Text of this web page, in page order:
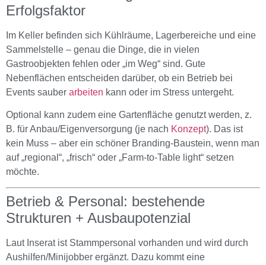
Erfolgsfaktor
Im Keller befinden sich Kühlräume, Lagerbereiche und eine
Sammelstelle – genau die Dinge, die in vielen
Gastroobjekten fehlen oder „im Weg“ sind. Gute
Nebenflächen entscheiden darüber, ob ein Betrieb bei
Events sauber arbeiten kann oder im Stress untergeht.
Optional kann zudem eine Gartenfläche genutzt werden, z.
B. für Anbau/Eigenversorgung (je nach Konzept). Das ist
kein Muss – aber ein schöner Branding-Baustein, wenn man
auf „regional“, „frisch“ oder „Farm-to-Table light“ setzen
möchte.
Betrieb & Personal: bestehende
Strukturen + Ausbaupotenzial
Laut Inserat ist Stammpersonal vorhanden und wird durch
Aushilfen/Minijobber ergänzt. Dazu kommt eine